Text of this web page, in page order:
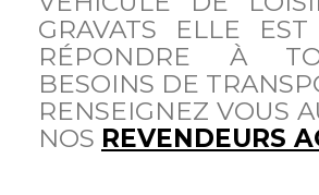
GRAVATS ELLE
RÉPONDRE À
BESOINS DE
RENSEIGNEZ VOUS
NOS REVENDEURS